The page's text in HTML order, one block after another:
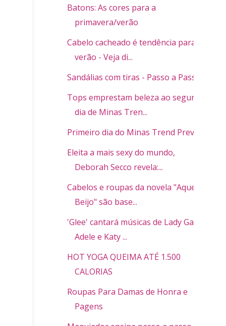
Batons: As cores para a
primavera/verão
Cabelo cacheado é tendência para o
verão - Veja di...
Sandálias com tiras - Passo a Passo
Tops emprestam beleza ao segundo
dia de Minas Tren...
Primeiro dia do Minas Trend Preview
Eleita a mais sexy do mundo,
Deborah Secco revela:...
Cabelos e roupas da novela "Aquele
Beijo" são base...
'Glee' cantará músicas de Lady Gaga,
Adele e Katy ...
HOT YOGA QUEIMA ATÉ 1.500
CALORIAS
Roupas Para Damas de Honra e
Pagens